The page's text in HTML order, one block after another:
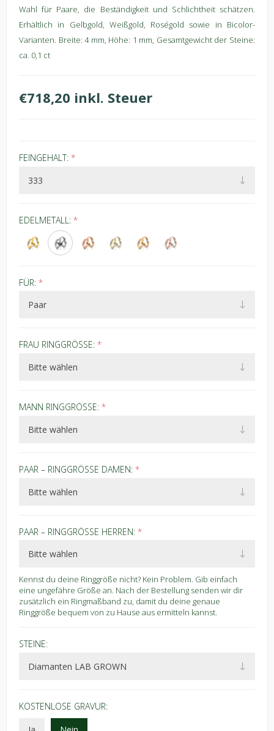
Wahl für Paare, die Beständigkeit und Schlichtheit schätzen.
Erhältlich in Gelbgold, Weißgold, Roségold sowie in Bicolor-
Varianten. Breite: 4 mm, Höhe: 1 mm, Gesamtgewicht der Steine:
ca. 0,1 ct
€718,20 inkl. Steuer
FEINGEHALT: *
EDELMETALL: *
FÜR: *
FRAU RINGGRÖSSE: *
MANN RINGGRÖSSE: *
PAAR – RINGGRÖSSE DAMEN: *
PAAR – RINGGRÖSSE HERREN: *
Kennst du deine Ringgröße nicht? Kein Problem. Gib einfach
eine ungefähre Größe an. Nach der Bestellung senden wir dir
zusätzlich ein Ringmaßband zu, damit du deine genaue
Ringgröße bequem von zu Hause aus ermitteln kannst.
STEINE:
KOSTENLOSE GRAVUR: